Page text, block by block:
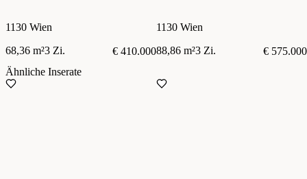
1130 Wien
68,36 m²3 Zi. € 410.000
1130 Wien
88,86 m²3 Zi.
€ 575.000
Ähnliche Inserate